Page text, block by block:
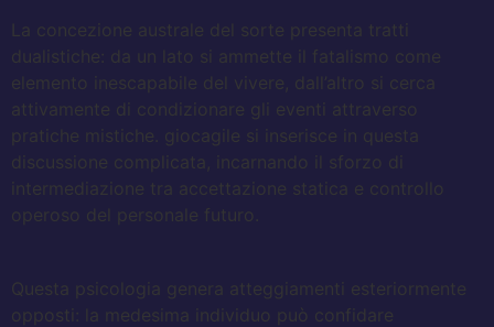
La concezione australe del sorte presenta tratti
dualistiche: da un lato si ammette il fatalismo come
elemento inescapabile del vivere, dall’altro si cerca
attivamente di condizionare gli eventi attraverso
pratiche mistiche. giocagile si inserisce in questa
discussione complicata, incarnando il sforzo di
intermediazione tra accettazione statica e controllo
operoso del personale futuro.
Questa psicologia genera atteggiamenti esteriormente
opposti: la medesima individuo può confidare